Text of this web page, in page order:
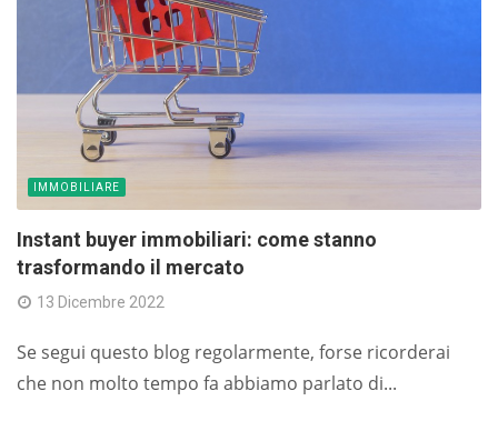
IMMOBILIARE
Instant buyer immobiliari: come stanno
trasformando il mercato
13 Dicembre 2022
Se segui questo blog regolarmente, forse ricorderai
che non molto tempo fa abbiamo parlato di...